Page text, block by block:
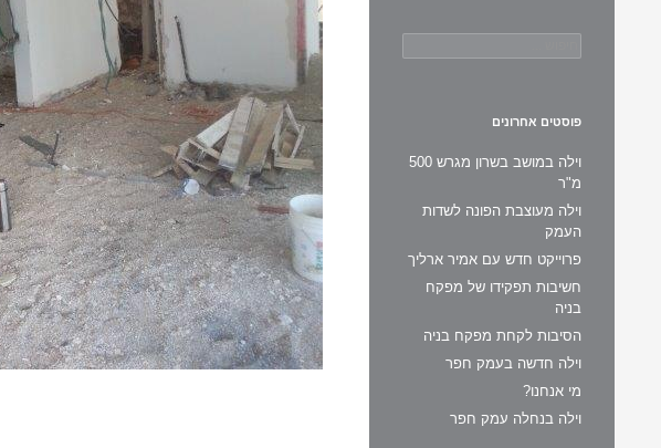
פוסטים אחרונים
וילה במושב בשרון מגרש 500
מ"ר
וילה מעוצבת הפונה לשדות
העמק
פרוייקט חדש עם אמיר ארליך
חשיבות תפקידו של מפקח
בניה
הסיבות לקחת מפקח בניה
וילה חדשה בעמק חפר
מי אנחנו?
וילה בנחלה עמק חפר